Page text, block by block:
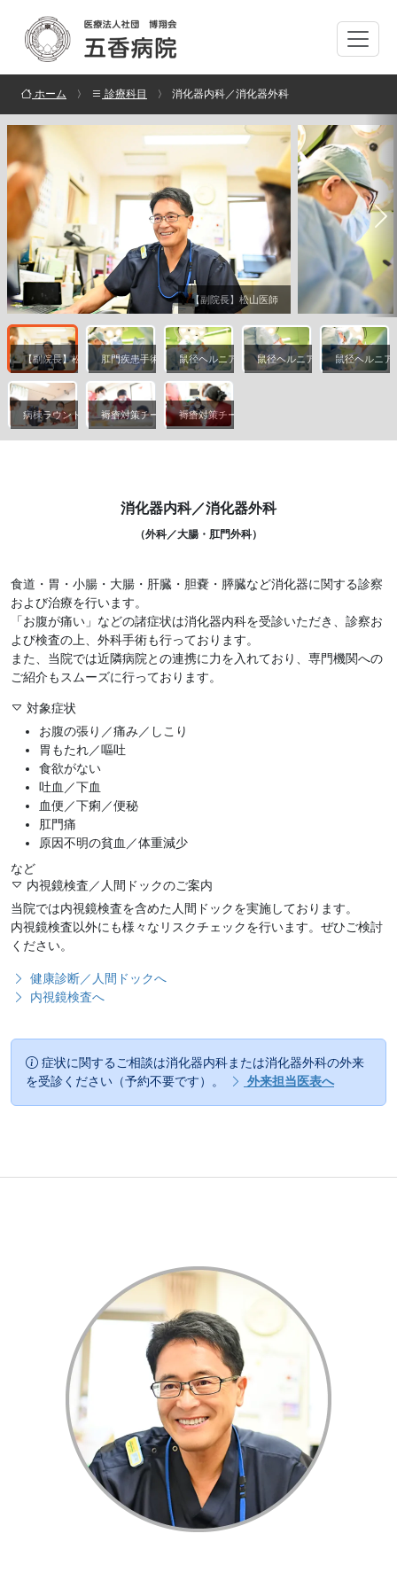
ホーム 診療科目 消化器内科／消化器外科
【副院長】松山医師
【副院長】松山医師肛門疾患手術風景 鼠径ヘルニア手術風景鼠径ヘルニア手術風景鼠径ヘルニア
病棟ラウンド風景 褥瘡対策チームのラウンド風景褥瘡対策チームのラウンド風景
消化器内科／消化器外科
（外科／大腸・肛門外科）
食道・胃・小腸・大腸・肝臓・胆嚢・膵臓など消化器に関する診察
および治療を行います。
「お腹が痛い」などの諸症状は消化器内科を受診いただき、診察お
よび検査の上、外科手術も行っております。
また、当院では近隣病院との連携に力を入れており、専門機関への
ご紹介もスムーズに行っております。
対象症状
お腹の張り／痛み／しこり
胃もたれ／嘔吐
食欲がない
吐血／下血
血便／下痢／便秘
肛門痛
原因不明の貧血／体重減少
など
内視鏡検査／人間ドックのご案内
当院では内視鏡検査を含めた人間ドックを実施しております。
内視鏡検査以外にも様々なリスクチェックを行います。ぜひご検討
ください。
健康診断／人間ドックへ
内視鏡検査へ
症状に関するご相談は消化器内科または消化器外科の外来
を受診ください（予約不要です）。
外来担当医表へ